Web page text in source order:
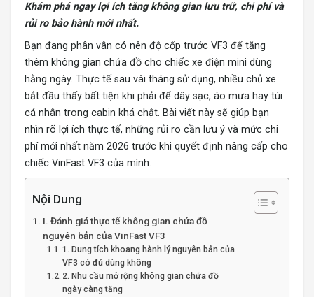
Khám phá ngay lợi ích tăng không gian lưu trữ, chi phí và
rủi ro bảo hành mới nhất.
Bạn đang phân vân có nên độ cốp trước VF3 để tăng
thêm không gian chứa đồ cho chiếc xe điện mini dùng
hằng ngày. Thực tế sau vài tháng sử dụng, nhiều chủ xe
bắt đầu thấy bất tiện khi phải để dây sạc, áo mưa hay túi
cá nhân trong cabin khá chật. Bài viết này sẽ giúp bạn
nhìn rõ lợi ích thực tế, những rủi ro cần lưu ý và mức chi
phí mới nhất năm 2026 trước khi quyết định nâng cấp cho
chiếc VinFast VF3 của mình.
Nội Dung
I. Đánh giá thực tế không gian chứa đồ
nguyên bản của VinFast VF3
1. Dung tích khoang hành lý nguyên bản của
VF3 có đủ dùng không
2. Nhu cầu mở rộng không gian chứa đồ
ngày càng tăng